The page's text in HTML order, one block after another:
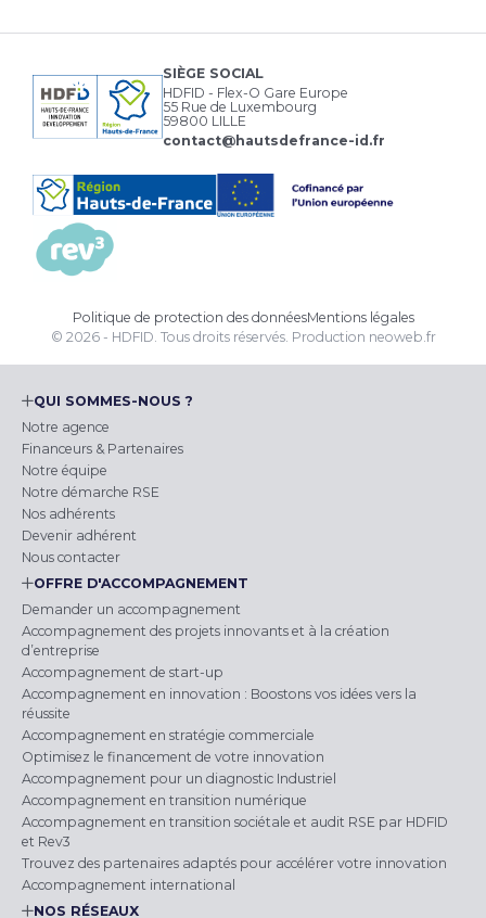
SIÈGE SOCIAL
HDFID - Flex-O Gare Europe
55 Rue de Luxembourg
59800 LILLE
contact@hautsdefrance-id.fr
Politique de protection des donnéesMentions légales
© 2026 - HDFID. Tous droits réservés. Production neoweb.fr
QUI SOMMES-NOUS ?
Notre agence
Financeurs & Partenaires
Notre équipe
Notre démarche RSE
Nos adhérents
Devenir adhérent
Nous contacter
OFFRE D'ACCOMPAGNEMENT
Demander un accompagnement
Accompagnement des projets innovants et à la création
d’entreprise
Accompagnement de start-up
Accompagnement en innovation : Boostons vos idées vers la
réussite
Accompagnement en stratégie commerciale
Optimisez le financement de votre innovation
Accompagnement pour un diagnostic Industriel
Accompagnement en transition numérique
Accompagnement en transition sociétale et audit RSE par HDFID
et Rev3
Trouvez des partenaires adaptés pour accélérer votre innovation
Accompagnement international
NOS RÉSEAUX